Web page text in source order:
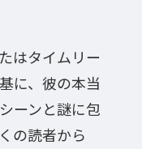
はタイムリー
に、彼の本当
ーンと謎に包
の読者から